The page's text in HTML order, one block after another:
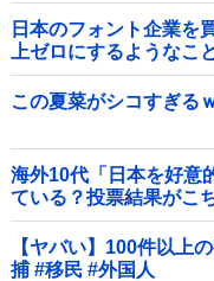
日本のフォント企業を
上ゼロにするようなこ
針転換を……他
この夏菜がシコすぎる
海外10代「日本を好意
ている？投票結果がこ
【ヤバい】100件以上
捕 #移民 #外国人